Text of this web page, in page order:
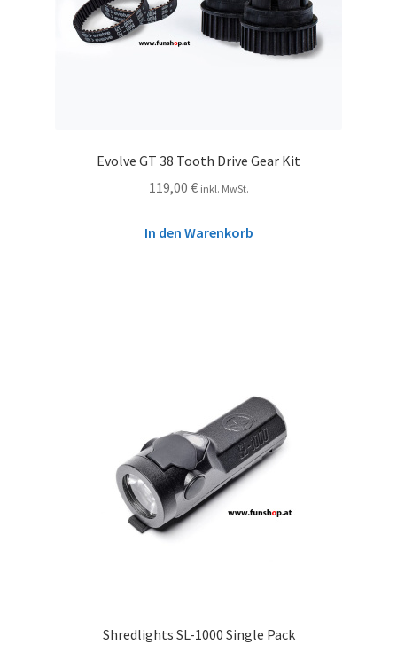
Evolve GT 38 Tooth Drive Gear Kit
119,00 € inkl. MwSt.
In den Warenkorb
Shredlights SL-1000 Single Pack